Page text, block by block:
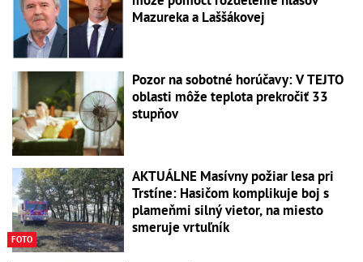
Mazureka a Laššákovej
Pozor na sobotné horúčavy: V TEJTO
oblasti môže teplota prekročiť 33
stupňov
FOTO
AKTUÁLNE Masívny požiar lesa pri
Trstíne: Hasičom komplikuje boj s
plameňmi silný vietor, na miesto
smeruje vrtuľník